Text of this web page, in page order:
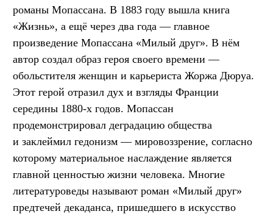
романы Мопассана. В 1883 году вышла книга
«Жизнь», а ещё через два года — главное
произведение Мопассана «Милый друг». В нём
автор создал образ героя своего времени —
обольстителя женщин и карьериста Жоржа Дюруа.
Этот герой отразил дух и взгляды Франции
середины 1880-х годов. Мопассан
продемонстрировал деградацию общества
и заклеймил гедонизм — мировоззрение, согласно
которому материальное наслаждение является
главной ценностью жизни человека. Многие
литературоведы называют роман «Милый друг»
предтечей декаданса, пришедшего в искусство